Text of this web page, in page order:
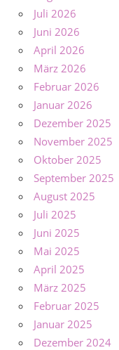
Juli 2026
Juni 2026
April 2026
März 2026
Februar 2026
Januar 2026
Dezember 2025
November 2025
Oktober 2025
September 2025
August 2025
Juli 2025
Juni 2025
Mai 2025
April 2025
März 2025
Februar 2025
Januar 2025
Dezember 2024